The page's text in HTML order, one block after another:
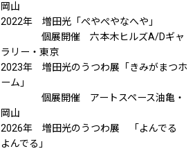
岡山
2022年 増田光「ぺやぺやなへや」
個展開催 六本木ヒルズA/Dギャ
ラリー・東京
2023年 増田光のうつわ展「きみがまつホ
ーム」
個展開催 アートスペース油亀・
岡山
2026年 増田光のうつわ展 「よんでる
よんでる」